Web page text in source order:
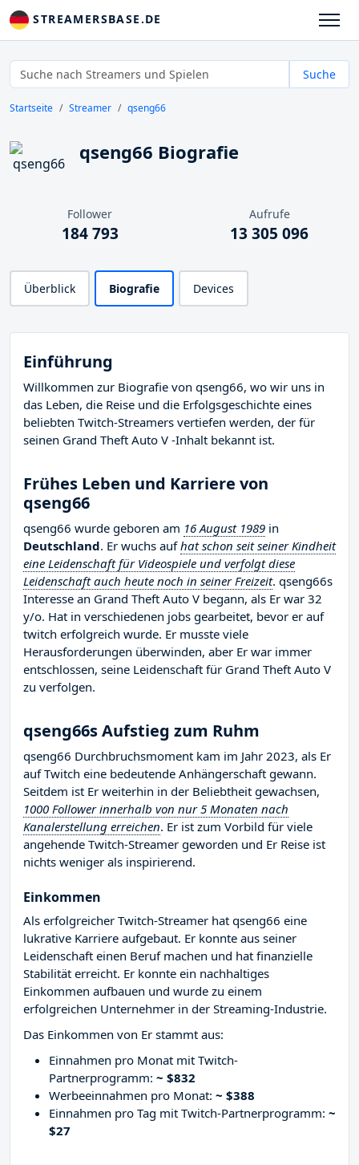
STREAMERSBASE.DE
Suche
Startseite Streamer qseng66
qseng66 Biografie
Follower
184 793
Aufrufe
13 305 096
Überblick Biografie Devices
Einführung
Willkommen zur Biografie von qseng66, wo wir uns in
das Leben, die Reise und die Erfolgsgeschichte eines
beliebten Twitch-Streamers vertiefen werden, der für
seinen Grand Theft Auto V -Inhalt bekannt ist.
Frühes Leben und Karriere von
qseng66
qseng66 wurde geboren am 16 August 1989 in
Deutschland. Er wuchs aufhat schon seit seiner Kindheit
eine Leidenschaft für Videospiele und verfolgt diese
Leidenschaft auch heute noch in seiner Freizeit. qseng66s
Interesse an Grand Theft Auto V begann, als Er war 32
y/o. Hat in verschiedenen jobs gearbeitet, bevor er auf
twitch erfolgreich wurde. Er musste viele
Herausforderungen überwinden, aber Er war immer
entschlossen, seine Leidenschaft für Grand Theft Auto V
zu verfolgen.
qseng66s Aufstieg zum Ruhm
qseng66 Durchbruchsmoment kam im Jahr 2023, als Er
auf Twitch eine bedeutende Anhängerschaft gewann.
Seitdem ist Er weiterhin in der Beliebtheit gewachsen,
1000 Follower innerhalb von nur 5 Monaten nach
Kanalerstellung erreichen. Er ist zum Vorbild für viele
angehende Twitch-Streamer geworden und Er Reise ist
nichts weniger als inspirierend.
Einkommen
Als erfolgreicher Twitch-Streamer hat qseng66 eine
lukrative Karriere aufgebaut. Er konnte aus seiner
Leidenschaft einen Beruf machen und hat finanzielle
Stabilität erreicht. Er konnte ein nachhaltiges
Einkommen aufbauen und wurde zu einem
erfolgreichen Unternehmer in der Streaming-Industrie.
Das Einkommen von Er stammt aus:
Einnahmen pro Monat mit Twitch-
Partnerprogramm: ~ $832
Werbeeinnahmen pro Monat: ~ $388
Einnahmen pro Tag mit Twitch-Partnerprogramm: ~
$27